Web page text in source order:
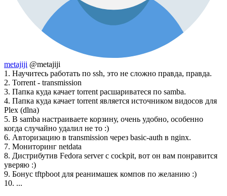
metajiji @metajiji
1. Научитесь работать по ssh, это не сложно правда, правда.
2. Torrent - transmission
3. Папка куда качает torrent расшариватеся по samba.
4. Папка куда качает torrent является источником видосов для
Plex (dlna)
5. В samba настраиваете корзину, очень удобно, особенно
когда случайно удалил не то :)
6. Авторизацию в transmission через basic-auth в nginx.
7. Мониторинг netdata
8. Дистрибутив Fedora server с cockpit, вот он вам понравится
уверяю :)
9. Бонус tftpboot для реанимашек компов по желанию :)
10. ...